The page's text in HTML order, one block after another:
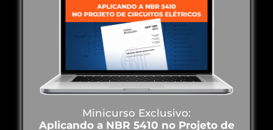
Minicurso Exclusivo:
Aplicando a NBR 5410 no Projeto de